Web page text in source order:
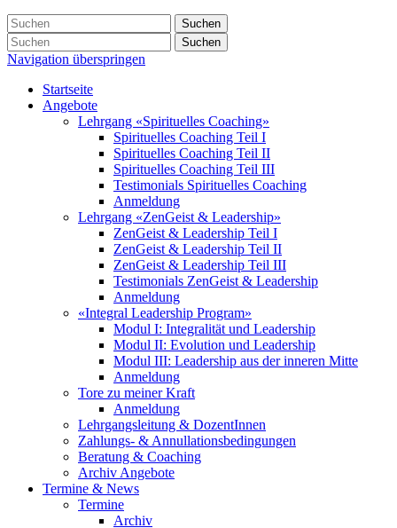
Suchen
Suchen
Navigation überspringen
Startseite
Angebote
Lehrgang «Spirituelles Coaching»
Spirituelles Coaching Teil I
Spirituelles Coaching Teil II
Spirituelles Coaching Teil III
Testimonials Spirituelles Coaching
Anmeldung
Lehrgang «ZenGeist & Leadership»
ZenGeist & Leadership Teil I
ZenGeist & Leadership Teil II
ZenGeist & Leadership Teil III
Testimonials ZenGeist & Leadership
Anmeldung
«Integral Leadership Program»
Modul I: Integralität und Leadership
Modul II: Evolution und Leadership
Modul III: Leadership aus der inneren Mitte
Anmeldung
Tore zu meiner Kraft
Anmeldung
Lehrgangsleitung & DozentInnen
Zahlungs- & Annullationsbedingungen
Beratung & Coaching
Archiv Angebote
Termine & News
Termine
Archiv